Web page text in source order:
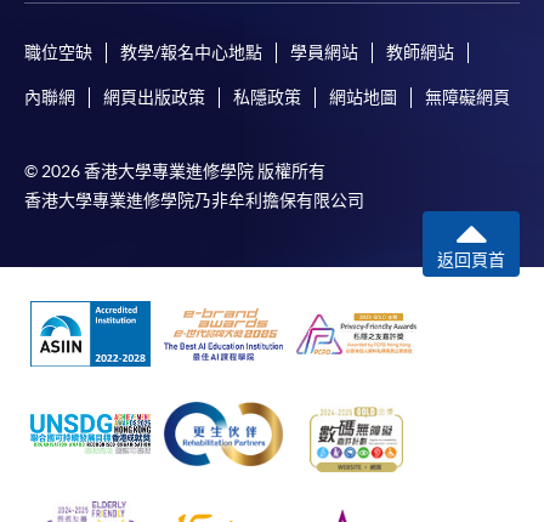
準確、資訊適合任何目的、資訊不含電腦病毒等。
本學院（包括其僱員及附屬機構）對你在網上付款而由下列原
付款銀行或獨立商戶因為付款的網關在處理付款的信用卡、付
款卡、智能卡或其他付款的設施時出現任何信息或資訊傳送的
失誤、延誤、中斷、中止、或限制（2）從付款的網關傳送而
來的任何信息或資訊中出現的疏忽、錯誤、誤差或遺漏；
誤；（4）任何由付款的網關引起或與付款的網關相關的原
因，包括未獲授權進入、資料傳送的改動、任何非法行為等。
以上中文本純作參考之用，如內容與英文版本有任何歧義，一
切以英文版本為準。
職位空缺 教學/報名中心地點 學員網站 教師網站
內聯網 網頁出版政策 私隱政策 網站地圖 無障礙網頁
© 2026 香港大學專業進修學院 版權所有
香港大學專業進修學院乃非牟利擔保有限公司
返回頁首